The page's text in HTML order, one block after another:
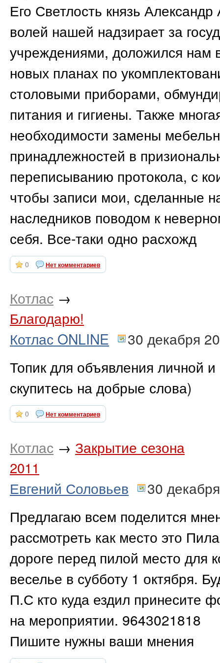
Его Светлость князь
волей нашей надзирает за
учреждениями, доложился нам
новых планах по
столовыми приборами,
питания и гигиены. Также
необходимости замены
принадлежностей в
переписыванию протокола, с
чтобы записи мои, сделанные
наследников поводом к
себя. Все-таки одно расхожд
0 Нет комментариев
Котлас →
Благодарю!
Котлас ONLINE
30 декабря
Топик для объявления личной
скупитесь на добрые слова)
0 Нет комментариев
Котлас → Закрытие сезона
2011
Евгений Соловьев
30
Предлагаю всем поделится
рассмотреть как место это
дороге перед пилой место для
веселье в субботу 1 октября.
П.С кто куда ездил принесите
на мероприятии. 9643021818
Пишите нужны ваши мнения